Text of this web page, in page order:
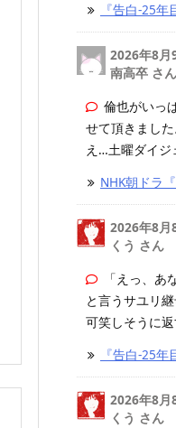
『告白-25年
2026年8月
南高卒 さん
倫也がいっ
せて頂きまし
え…土曜ダイジ
NHK朝ドラ
2026年8月
くう さん
「えっ、あ
と言うサユリ
可笑しそうに
『告白-25年
2026年8月
くう さん